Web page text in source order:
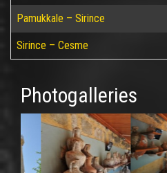
Pamukkale – Sirince
Sirince – Cesme
Photogalleries